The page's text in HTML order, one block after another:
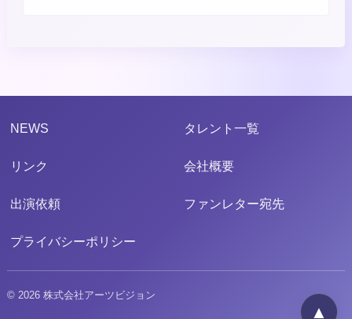
NEWS タレント一覧
リンク 会社概要
出演依頼 ファンレター宛先
プライバシーポリシー
© 2026 株式会社アーツビジョン
▲